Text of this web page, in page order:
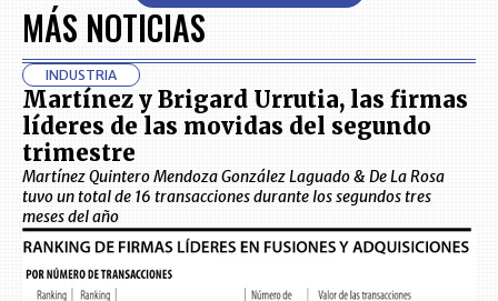
MÁS NOTICIAS
INDUSTRIA
Martínez y Brigard Urrutia, las firmas
líderes de las movidas del segundo
trimestre
Martínez Quintero Mendoza González Laguado & De La Rosa
tuvo un total de 16 transacciones durante los segundos tres
meses del año